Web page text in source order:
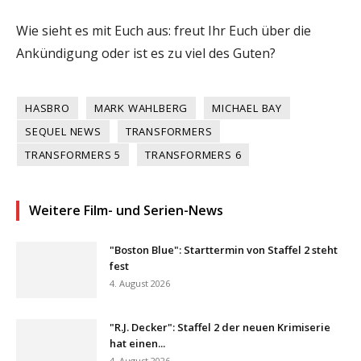
Wie sieht es mit Euch aus: freut Ihr Euch über die
Ankündigung oder ist es zu viel des Guten?
HASBRO MARK WAHLBERG
MICHAEL BAY
SEQUEL NEWS
TRANSFORMERS
TRANSFORMERS 5
TRANSFORMERS 6
Weitere Film- und Serien-News
"Boston Blue": Starttermin von Staffel 2 steht
fest
4. August 2026
"R.J. Decker": Staffel 2 der neuen Krimiserie
hat einen...